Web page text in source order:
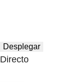
Desplegar
Directo